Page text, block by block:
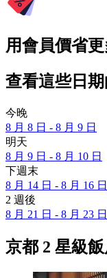
用會員價省
查看這些日
今晚
8 月 8 日 - 8 月 9 日
明天
8 月 9 日 - 8 月 10 日
下週末
8 月 14 日 - 8 月 16 日
2 週後
8 月 21 日 - 8 月 23 日
京都 2 星級